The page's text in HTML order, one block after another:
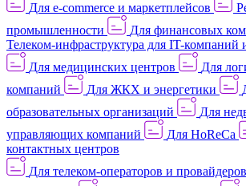
Для e-commerce и маркетплейсов
промышленности
Для финансовых
Телеком-инфраструктура для IT-компаний
Для медицинских центров
Для
компаний
Для ЖКХ и энергетики
образовательных организаций
Для
управляющих компаний
Для HoReCa
контактных центров
Для телеком-операторов и провайдеров